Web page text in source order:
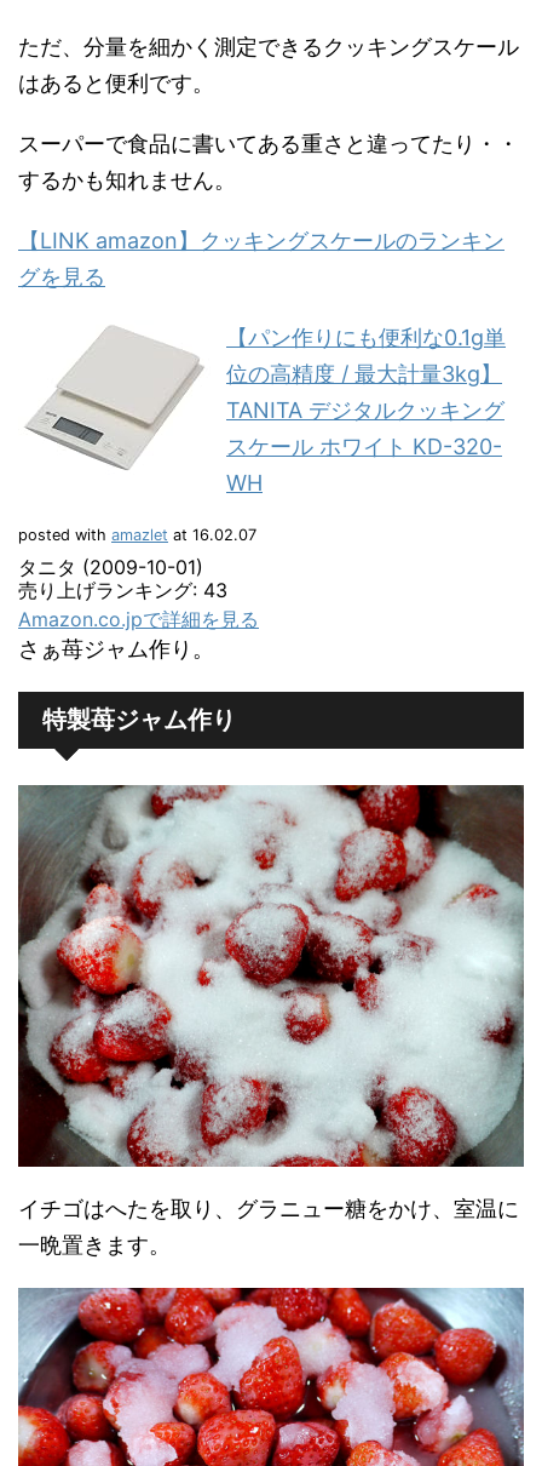
ただ、分量を細かく測定できるクッキングスケール
はあると便利です。
スーパーで食品に書いてある重さと違ってたり・・
するかも知れません。
【LINK amazon】クッキングスケールのランキン
グを見る
【パン作りにも便利な0.1g単
位の高精度 / 最大計量3kg】
TANITA デジタルクッキング
スケール ホワイト KD-320-
WH
posted with amazlet at 16.02.07
タニタ (2009-10-01)
売り上げランキング: 43
Amazon.co.jpで詳細を見る
さぁ苺ジャム作り。
特製苺ジャム作り
イチゴはへたを取り、グラニュー糖をかけ、室温に
一晩置きます。